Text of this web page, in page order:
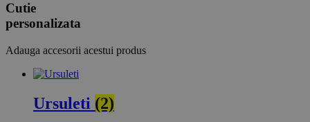
Cutie
personalizata
Adauga accesorii acestui produs
Ursuleti (2)